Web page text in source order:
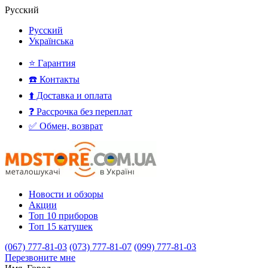
Русский
Русский
Українська
⭐ Гарантия
☎️ Контакты
⬆️ Доставка и оплата
❓ Рассрочка без переплат
✅ Обмен, возврат
Новости и обзоры
Акции
Топ 10 приборов
Топ 15 катушек
(067) 777-81-03 (073) 777-81-07 (099) 777-81-03
Перезвоните мне